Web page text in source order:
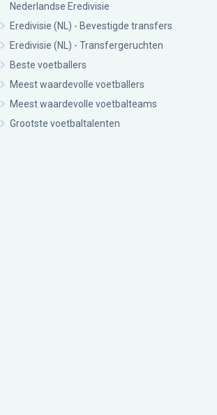
Nederlandse Eredivisie
Eredivisie (NL) - Bevestigde transfers
Eredivisie (NL) - Transfergeruchten
Beste voetballers
Meest waardevolle voetballers
Meest waardevolle voetbalteams
Grootste voetbaltalenten